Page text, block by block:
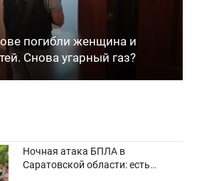
погибли женщина и
Снова угарный газ?
Ночная атака БПЛА в
Саратовской области: есть